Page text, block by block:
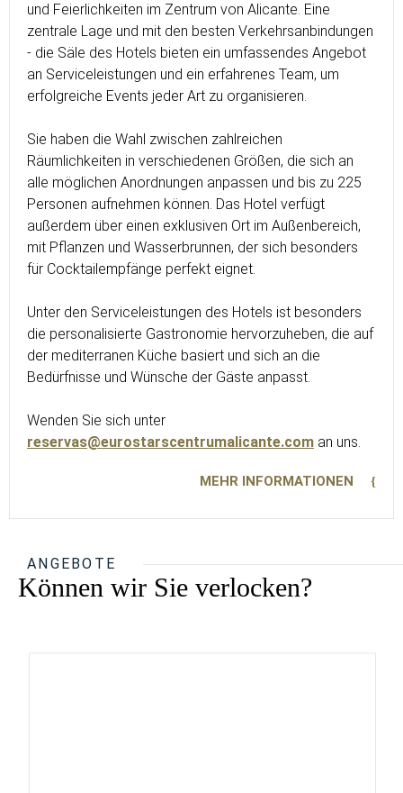
und Feierlichkeiten im Zentrum von Alicante. Eine
zentrale Lage und mit den besten Verkehrsanbindungen
- die Säle des Hotels bieten ein umfassendes Angebot
an Serviceleistungen und ein erfahrenes Team, um
erfolgreiche Events jeder Art zu organisieren.
Sie haben die Wahl zwischen zahlreichen
Räumlichkeiten in verschiedenen Größen, die sich an
alle möglichen Anordnungen anpassen und bis zu 225
Personen aufnehmen können. Das Hotel verfügt
außerdem über einen exklusiven Ort im Außenbereich,
mit Pflanzen und Wasserbrunnen, der sich besonders
für Cocktailempfänge perfekt eignet.
Unter den Serviceleistungen des Hotels ist besonders
die personalisierte Gastronomie hervorzuheben, die auf
der mediterranen Küche basiert und sich an die
Bedürfnisse und Wünsche der Gäste anpasst.
Wenden Sie sich unter
reservas@eurostarscentrumalicante.com an uns.
MEHR INFORMATIONEN
ANGEBOTE
Können wir Sie verlocken?